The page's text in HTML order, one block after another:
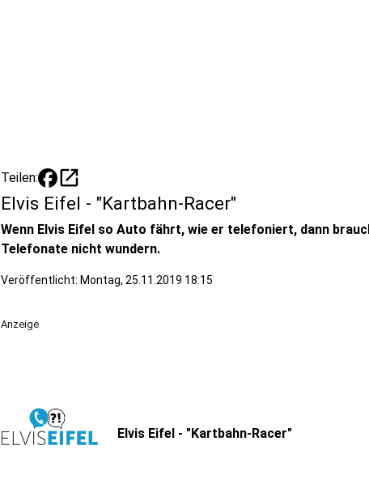
Teilen: open_in_new
Elvis Eifel - "Kartbahn-Racer"
Wenn Elvis Eifel so Auto fährt, wie er telefoniert, dann
Telefonate nicht wundern.
Veröffentlicht: Montag, 25.11.2019 18:15
Anzeige
Elvis Eifel - "Kartbahn-Racer"